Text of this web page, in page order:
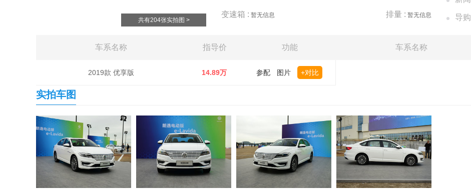
共有204张实拍图 >
变速箱 : 暂无信息 排量 : 暂无信息 导购
车系名称 指导价 功能 车系名称
2019款 优享版 14.89万 参配 图片 +对比
实拍车图